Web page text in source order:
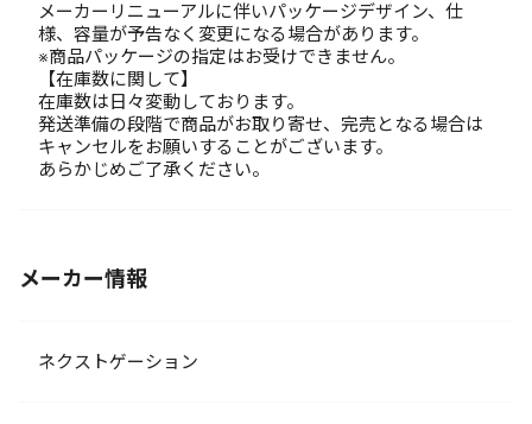
メーカーリニューアルに伴いパッケージデザイン、仕
様、容量が予告なく変更になる場合があります。
※商品パッケージの指定はお受けできません。
【在庫数に関して】
在庫数は日々変動しております。
発送準備の段階で商品がお取り寄せ、完売となる場合は
キャンセルをお願いすることがございます。
あらかじめご了承ください。
メーカー情報
ネクストゲーション